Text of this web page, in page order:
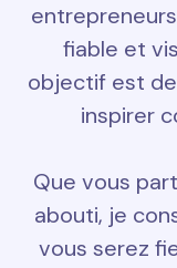
fiable et
objectif est
inspirer
Que vous
abouti, je
vous serez